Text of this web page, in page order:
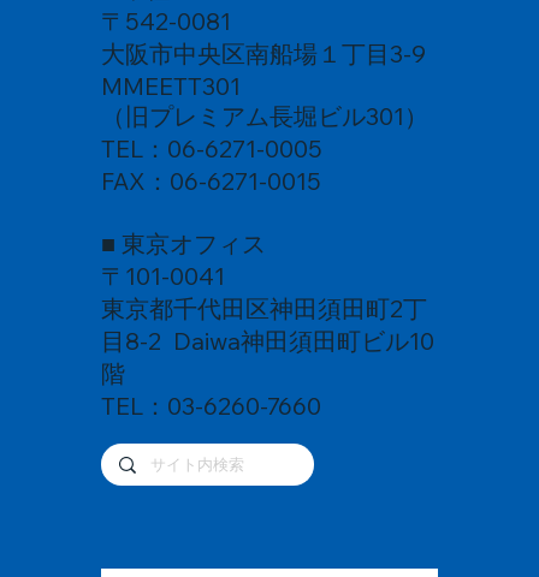
〒542-0081
大阪市中央区南船場１丁目3-9
MMEETT301
（旧プレミアム長堀ビル301）
TEL：06-6271-0005
FAX：06-6271-0015
■ 東京オフィス
〒101-0041
東京都千代田区神田須田町2丁
目8-2 Daiwa神田須田町ビル10
階
TEL：03-6260-7660